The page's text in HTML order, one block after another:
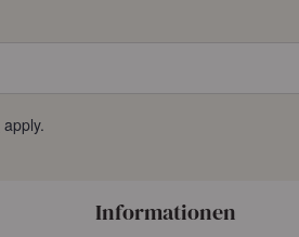
apply.
Informationen